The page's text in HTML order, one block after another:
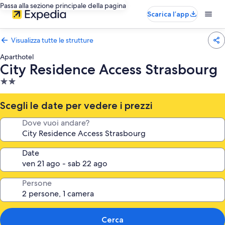
Passa alla sezione principale della pagina
Scarica l’app
Visualizza tutte le strutture
Aparthotel
City Residence Access Strasbourg
Struttura
a
2.0
stelle
Scegli le date per vedere i prezzi
Dove vuoi andare?
Date
Persone
Cerca